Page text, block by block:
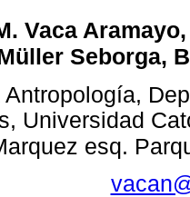
Vaca
Seborga,
Antropología,
Universidad
esq.